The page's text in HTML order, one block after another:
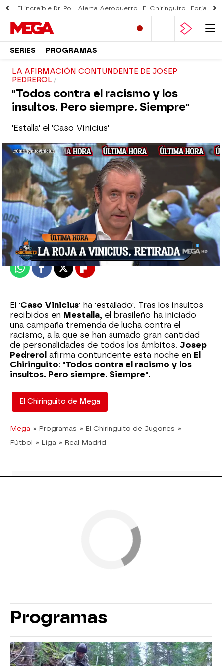
El increíble Dr. Pol Alerta Aeropuerto El Chiringuito Forjado
SERIES PROGRAMAS
LA AFIRMACIÓN CONTUNDENTE DE JOSEP
PEDREROL
"Todos contra el racismo y los
insultos. Pero siempre. Siempre"
'Estalla' el 'Caso Vinicius'
El Chiringuito
Publicado:24 de mayo de 2023, 01:03
WhatsappFacebook
X Flipboard
El 'Caso Vinicius' ha 'estallado'. Tras los insultos
recibidos en Mestalla, el brasileño ha iniciado
una campaña tremenda de lucha contra el
racismo, a la que se han sumado gran cantidad
de personalidades de todos los ámbitos. Josep
Pedrerol afirma contundente esta noche en El
Chiringuito: "Todos contra el racismo y los
insultos. Pero siempre. Siempre".
El Chiringuito de Mega
Mega » Programas » El Chiringuito de Jugones »
Fútbol » Liga » Real Madrid
Programas